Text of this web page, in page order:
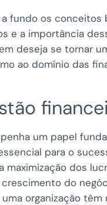
fundo os
e a importância
deseja se tornar
ao domínio das
um papel
para o
maximização dos
do
organização